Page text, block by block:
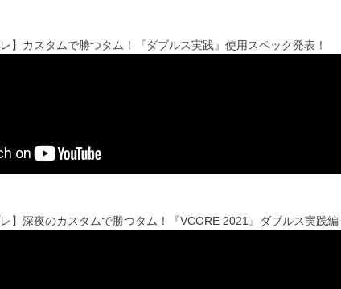
】カスタムで勝つタム！『ダブルス実践』使用スペック発表！
】深夜のカスタムで勝つタム！『VCORE 2021』ダブルス実践編